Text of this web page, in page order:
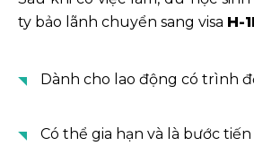
ty bảo lãnh chuyển sang visa H-
Dành cho lao động có trình
Có thể gia hạn và là bước